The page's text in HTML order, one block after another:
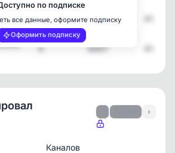
7 75086
8 56457
по подписке
все данные, оформите подписку
Оформить подписку
›
Каналов